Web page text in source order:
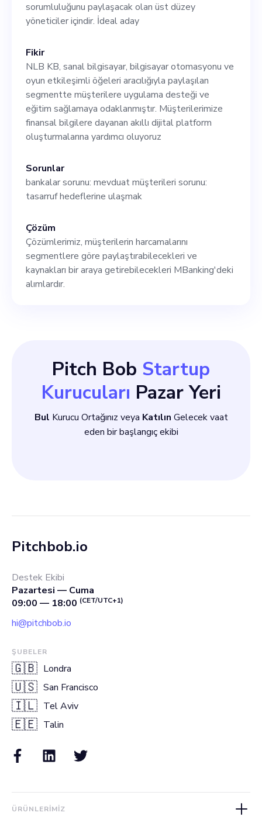
sorumluluğunu paylaşacak olan üst düzey
yöneticiler içindir. İdeal aday
Fikir
NLB KB, sanal bilgisayar, bilgisayar otomasyonu ve
oyun etkileşimli öğeleri aracılığıyla paylaşılan
segmentte müşterilere uygulama desteği ve
eğitim sağlamaya odaklanmıştır. Müşterilerimize
finansal bilgilere dayanan akıllı dijital platform
oluşturmalarına yardımcı oluyoruz
Sorunlar
bankalar sorunu: mevduat müşterileri sorunu:
tasarruf hedeflerine ulaşmak
Çözüm
Çözümlerimiz, müşterilerin harcamalarını
segmentlere göre paylaştırabilecekleri ve
kaynakları bir araya getirebilecekleri MBanking'deki
alımlardır.
Pitch Bob Startup
Kurucuları Pazar Yeri
Bul Kurucu Ortağınız veya Katılın Gelecek vaat
eden bir başlangıç ekibi
Pitchbob.io
Destek Ekibi
Pazartesi — Cuma
09:00 — 18:00 (CET/UTC+1)
hi@pitchbob.io
ŞUBELER
🇬🇧 Londra
🇺🇸 San Francisco
🇮🇱 Tel Aviv
🇪🇪 Talin
ÜRÜNLERIMIZ